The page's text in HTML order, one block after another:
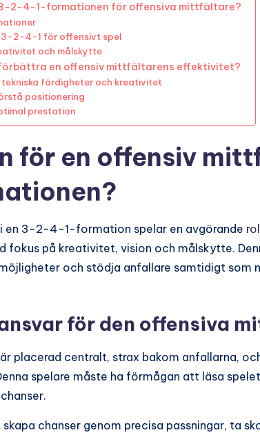
2-4-1-formationen för offensiva mittfältare?
3-2-4-1 för offensivt spel
och målskytte
en offensiv mittfältarens effektivitet?
färdigheter och kreativitet
positionering
prestation
för en offensiv
en 3-2-4-1-formation spelar en avgörande
på kreativitet, vision och målskytte.
och stödja anfallare samtidigt som
för den offensiva
placerad centralt, strax bakom anfallarna,
spelare måste ha förmågan att läsa
chanser genom precisa passningar, ta